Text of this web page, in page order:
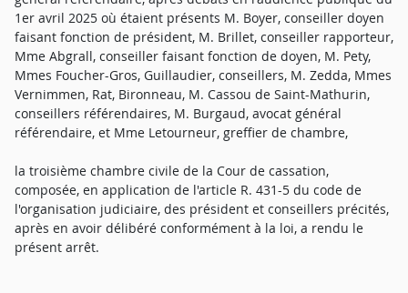
1er avril 2025 où étaient présents M. Boyer, conseiller doyen
faisant fonction de président, M. Brillet, conseiller rapporteur,
Mme Abgrall, conseiller faisant fonction de doyen, M. Pety,
Mmes Foucher-Gros, Guillaudier, conseillers, M. Zedda, Mmes
Vernimmen, Rat, Bironneau, M. Cassou de Saint-Mathurin,
conseillers référendaires, M. Burgaud, avocat général
référendaire, et Mme Letourneur, greffier de chambre,
la troisième chambre civile de la Cour de cassation,
composée, en application de l'article R. 431-5 du code de
l'organisation judiciaire, des président et conseillers précités,
après en avoir délibéré conformément à la loi, a rendu le
présent arrêt.